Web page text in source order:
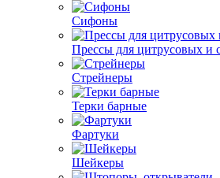
Сифоны
Прессы для цитрусовых и
Стрейнеры
Терки барные
Фартуки
Шейкеры